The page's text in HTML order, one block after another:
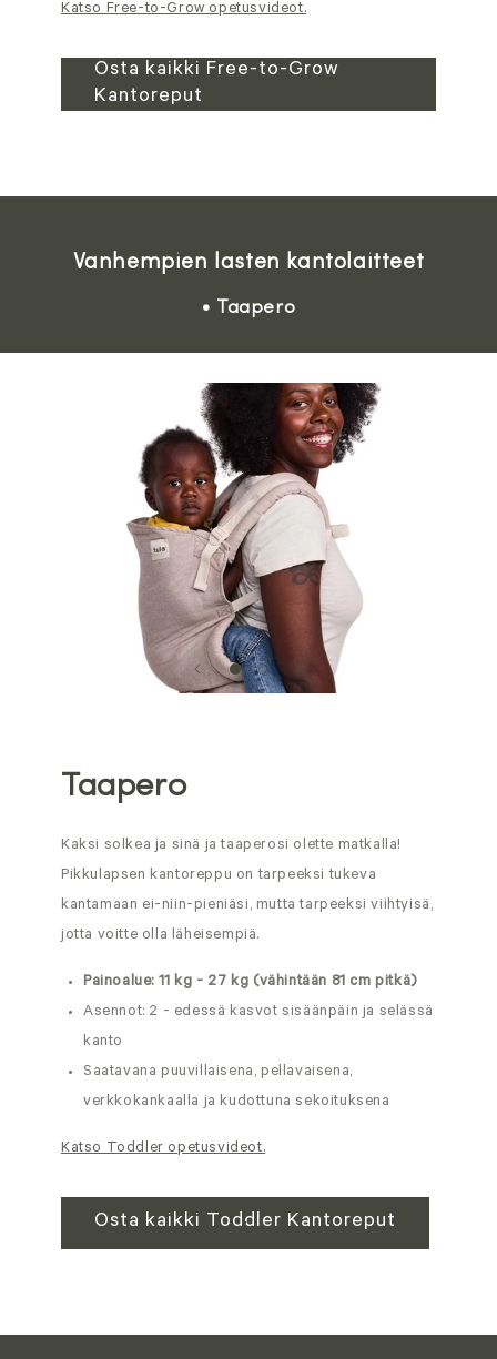
Katso Free-to-Grow opetusvideot.
Osta kaikki Free-to-Grow
Kantoreput
Vanhempien lasten kantolaitteet
• Taapero
Taapero
Kaksi solkea ja sinä ja taaperosi olette matkalla!
Pikkulapsen kantoreppu on tarpeeksi tukeva
kantamaan ei-niin-pieniäsi, mutta tarpeeksi viihtyisä,
jotta voitte olla läheisempiä.
Painoalue: 11 kg - 27 kg (vähintään 81 cm pitkä)
Asennot: 2 - edessä kasvot sisäänpäin ja selässä
kanto
Saatavana puuvillaisena, pellavaisena,
verkkokankaalla ja kudottuna sekoituksena
Katso Toddler opetusvideot.
Osta kaikki Toddler Kantoreput